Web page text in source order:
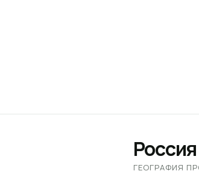
Россия
ГЕОГРАФИЯ